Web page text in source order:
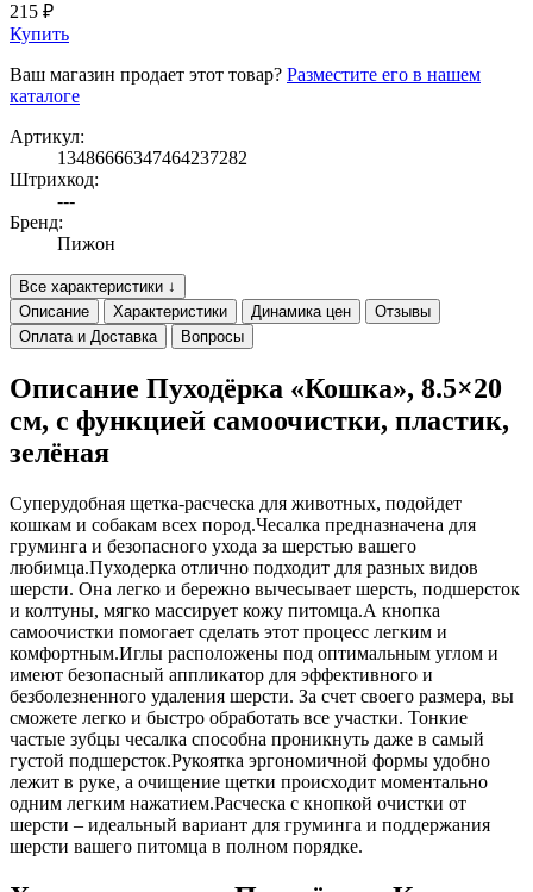
215 ₽
Купить
Ваш магазин продает этот товар? Разместите его в нашем
каталоге
Артикул:
13486666347464237282
Штрихкод:
---
Бренд:
Пижон
Все характеристики ↓
Описание
Характеристики Динамика цен
Отзывы
Оплата и Доставка
Вопросы
Описание Пуходёрка «Кошка», 8.5×20
см, с функцией самоочистки, пластик,
зелёная
Суперудобная щетка-расческа для животных, подойдет
кошкам и собакам всех пород.Чесалка предназначена для
груминга и безопасного ухода за шерстью вашего
любимца.Пуходерка отлично подходит для разных видов
шерсти. Она легко и бережно вычесывает шерсть, подшерсток
и колтуны, мягко массирует кожу питомца.А кнопка
самоочистки помогает сделать этот процесс легким и
комфортным.Иглы расположены под оптимальным углом и
имеют безопасный аппликатор для эффективного и
безболезненного удаления шерсти. За счет своего размера, вы
сможете легко и быстро обработать все участки. Тонкие
частые зубцы чесалка способна проникнуть даже в самый
густой подшерсток.Рукоятка эргономичной формы удобно
лежит в руке, а очищение щетки происходит моментально
одним легким нажатием.Расческа с кнопкой очистки от
шерсти – идеальный вариант для груминга и поддержания
шерсти вашего питомца в полном порядке.